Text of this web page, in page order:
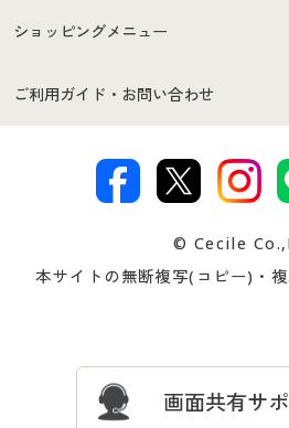
はじめての方へ
セシールご利用規約
著作権・商標について 会
ショッピングメニュー
商品カテゴリ
プレゼント＆キャンペーン サ
ご利用ガイド・お問い合わせ
交換・返品は お
ついて
忘
© Cecile
本サイトの無断複写(コピー)・複
画面共有サ